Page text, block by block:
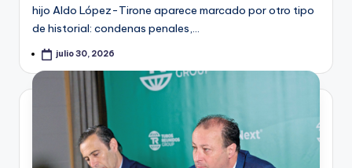
hijo Aldo López-Tirone aparece marcado por otro tipo
de historial: condenas penales,…
julio 30, 2026